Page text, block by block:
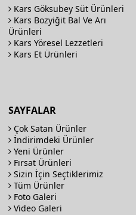
Kars Göksubey Süt Ürünleri
Kars Bozyiğit Bal Ve Arı
Ürünleri
Kars Yöresel Lezzetleri
Kars Et Ürünleri
SAYFALAR
Çok Satan Ürünler
İndirimdeki Ürünler
Yeni Ürünler
Fırsat Ürünleri
Sizin İçin Seçtiklerimiz
Tüm Ürünler
Foto Galeri
Video Galeri